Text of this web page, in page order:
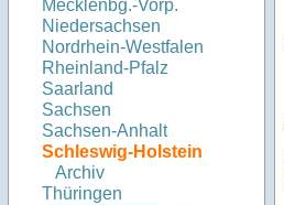
Mecklenbg.-Vorp.
Niedersachsen
Nordrhein-Westfalen
Rheinland-Pfalz
Saarland
Sachsen
Sachsen-Anhalt
Schleswig-Holstein
Archiv
Thüringen